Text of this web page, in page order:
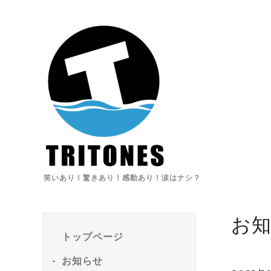
笑いあり！驚きあり！感動あり！涙はナシ？
トップページ
お知らせ
お